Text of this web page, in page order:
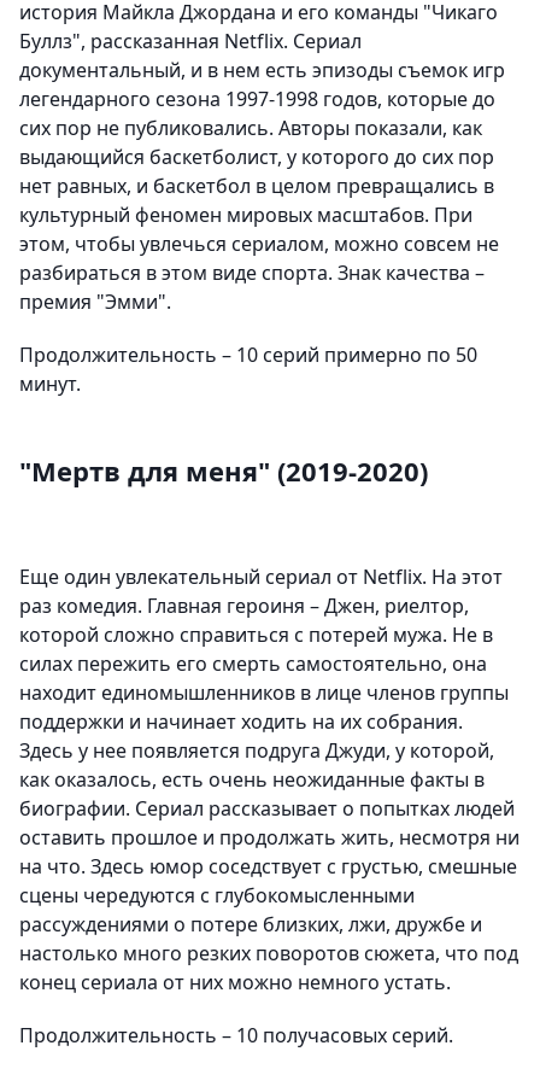
история Майкла Джордана и его команды "Чикаго
Буллз", рассказанная Netflix. Сериал
документальный, и в нем есть эпизоды съемок игр
легендарного сезона 1997-1998 годов, которые до
сих пор не публиковались. Авторы показали, как
выдающийся баскетболист, у которого до сих пор
нет равных, и баскетбол в целом превращались в
культурный феномен мировых масштабов. При
этом, чтобы увлечься сериалом, можно совсем не
разбираться в этом виде спорта. Знак качества –
премия "Эмми".
Продолжительность – 10 серий примерно по 50
минут.
"Мертв для меня" (2019-2020)
Еще один увлекательный сериал от Netflix. На этот
раз комедия. Главная героиня – Джен, риелтор,
которой сложно справиться с потерей мужа. Не в
силах пережить его смерть самостоятельно, она
находит единомышленников в лице членов группы
поддержки и начинает ходить на их собрания.
Здесь у нее появляется подруга Джуди, у которой,
как оказалось, есть очень неожиданные факты в
биографии. Сериал рассказывает о попытках людей
оставить прошлое и продолжать жить, несмотря ни
на что. Здесь юмор соседствует с грустью, смешные
сцены чередуются с глубокомысленными
рассуждениями о потере близких, лжи, дружбе и
настолько много резких поворотов сюжета, что под
конец сериала от них можно немного устать.
Продолжительность – 10 получасовых серий.